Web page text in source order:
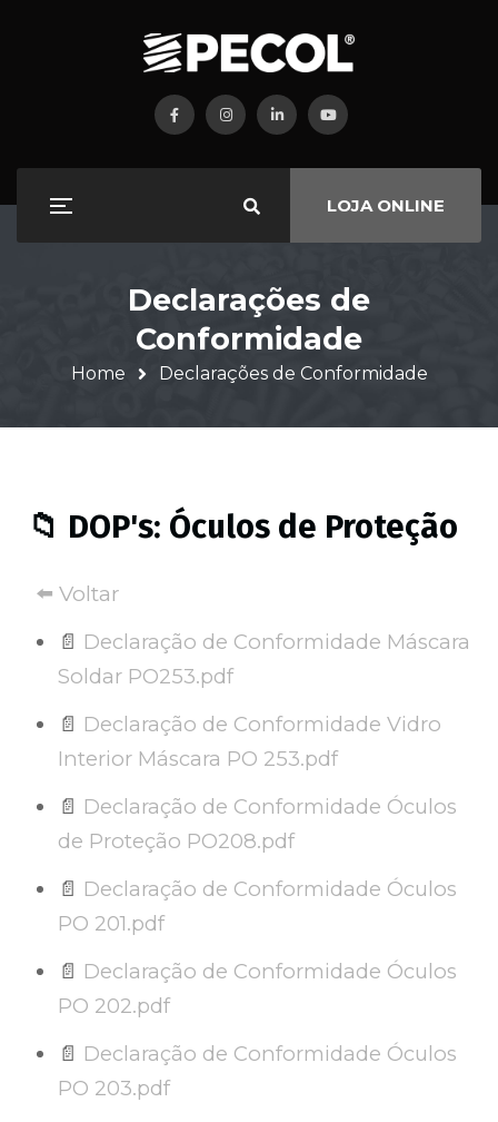
LOJA ONLINE
Declarações de
Conformidade
Home Declarações de Conformidade
📁 DOP's: Óculos de Proteção
⬅️ Voltar
📄 Declaração de Conformidade Máscara
Soldar PO253.pdf
📄 Declaração de Conformidade Vidro
Interior Máscara PO 253.pdf
📄 Declaração de Conformidade Óculos
de Proteção PO208.pdf
📄 Declaração de Conformidade Óculos
PO 201.pdf
📄 Declaração de Conformidade Óculos
PO 202.pdf
📄 Declaração de Conformidade Óculos
PO 203.pdf